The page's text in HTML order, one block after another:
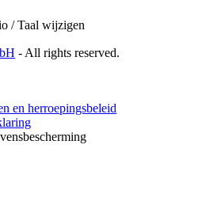
/ Taal wijzigen
- All rights reserved.
en herroepingsbeleid